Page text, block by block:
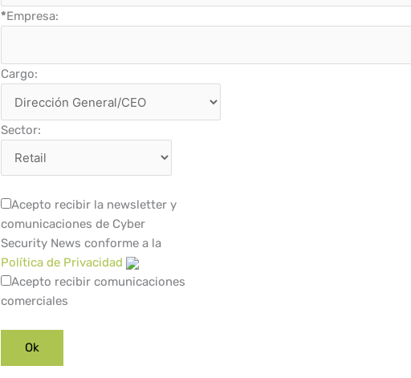
*Empresa:
Cargo:
Sector:
Acepto recibir la newsletter y
comunicaciones de Cyber
Security News conforme a la
Política de Privacidad
Acepto recibir comunicaciones
comerciales